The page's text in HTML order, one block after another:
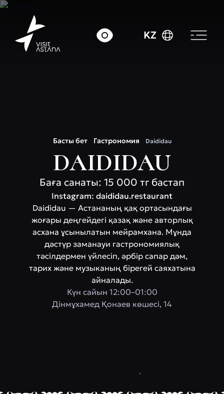
KZ
Басты бет Гастрономия Daididau
DAIDIDAU
Баға санаты: 15 000 тг бастап
Instagram: daididau.restaurant
Daididau — Астананың қақ ортасындағы
жоғары деңгейдегі қазақ және авторлық
асхана ұсынылатын мейрамхана. Мұнда
дәстүр заманауи гастрономиялық
тәсілдермен үйлесіп, әрбір сапар дәм,
тарих және музыканың бірегей саяхатына
айналады.
Күн сайын 12:00–01:00
Дінмұхамед Қонаев көшесі, 14